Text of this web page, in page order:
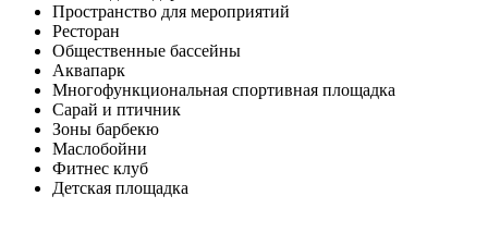
Пространство для мероприятий
Ресторан
Общественные бассейны
Аквапарк
Многофункциональная спортивная площадка
Сарай и птичник
Зоны барбекю
Маслобойни
Фитнес клуб
Детская площадка